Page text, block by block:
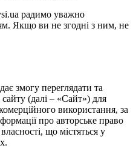
радимо уважно
Якщо ви не згодні з ним, не
змогу переглядати та
(далі – «Сайт») для
використання, за
про авторське право
що містяться у